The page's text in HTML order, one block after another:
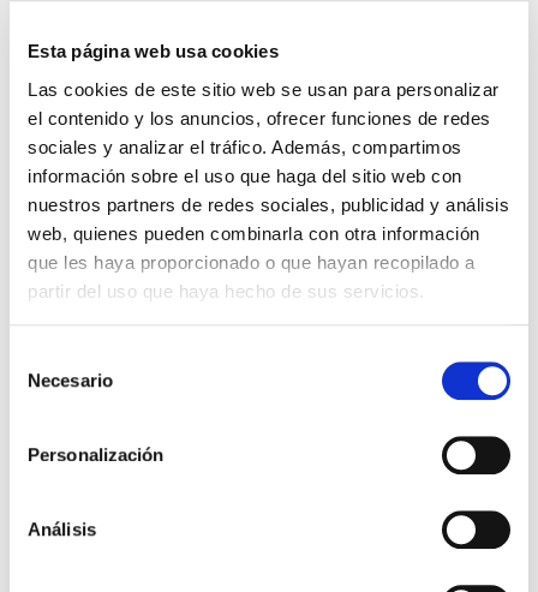
Esta página web usa cookies
Las cookies de este sitio web se usan para personalizar
el contenido y los anuncios, ofrecer funciones de redes
sociales y analizar el tráfico. Además, compartimos
información sobre el uso que haga del sitio web con
nuestros partners de redes sociales, publicidad y análisis
web, quienes pueden combinarla con otra información
que les haya proporcionado o que hayan recopilado a
partir del uso que haya hecho de sus servicios.
Necesario
Personalización
Análisis